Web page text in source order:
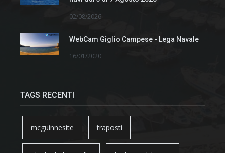
02/08/2026
WebCam Giglio Campese - Lega Navale
16/01/2020
TAGS RECENTI
mcguinnesite traposti